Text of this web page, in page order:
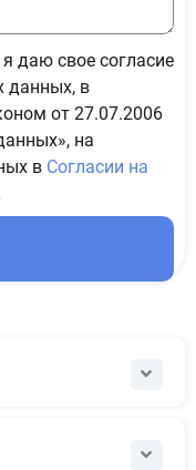
даю свое согласие
данных, в
от 27.07.2006
на
в Согласии на